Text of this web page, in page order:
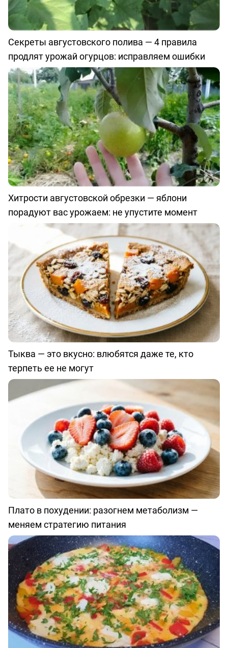
Секреты августовского полива — 4 правила
продлят урожай огурцов: исправляем ошибки
Хитрости августовской обрезки — яблони
порадуют вас урожаем: не упустите момент
Тыква — это вкусно: влюбятся даже те, кто
терпеть ее не могут
Плато в похудении: разогнем метаболизм —
меняем стратегию питания